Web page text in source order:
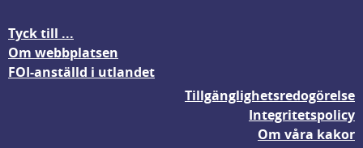
Tyck till ...
Om webbplatsen
FOI-anställd i utlandet
Tillgänglighetsredogörelse
Integritetspolicy
Om våra kakor